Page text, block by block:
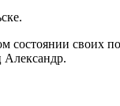
состоянии
Александр.